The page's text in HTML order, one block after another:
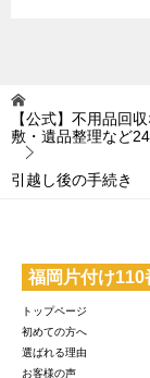
【公式】不用品回
敷・遺品整理など
引越し後の手続き
福岡片付け110
トップページ
初めての方へ
選ばれる理由
お客様の声